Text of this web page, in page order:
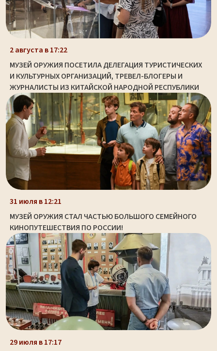
2 августа в 17:22
МУЗЕЙ ОРУЖИЯ ПОСЕТИЛА ДЕЛЕГАЦИЯ ТУРИСТИЧЕСКИХ
И КУЛЬТУРНЫХ ОРГАНИЗАЦИЙ, ТРЕВЕЛ-БЛОГЕРЫ И
ЖУРНАЛИСТЫ ИЗ КИТАЙСКОЙ НАРОДНОЙ РЕСПУБЛИКИ
31 июля в 12:21
МУЗЕЙ ОРУЖИЯ СТАЛ ЧАСТЬЮ БОЛЬШОГО СЕМЕЙНОГО
КИНОПУТЕШЕСТВИЯ ПО РОССИИ!
29 июля в 17:17